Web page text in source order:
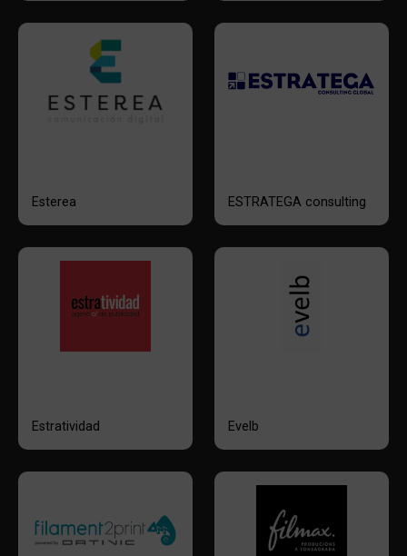
Esterea ESTRATEGA consulting
Estratividad Evelb